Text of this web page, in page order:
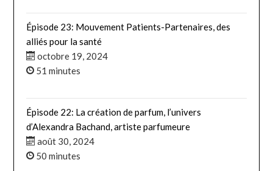
Épisode 23: Mouvement Patients-Partenaires, des
alliés pour la santé
octobre 19, 2024
51 minutes
Épisode 22: La création de parfum, l’univers
d’Alexandra Bachand, artiste parfumeure
août 30, 2024
50 minutes